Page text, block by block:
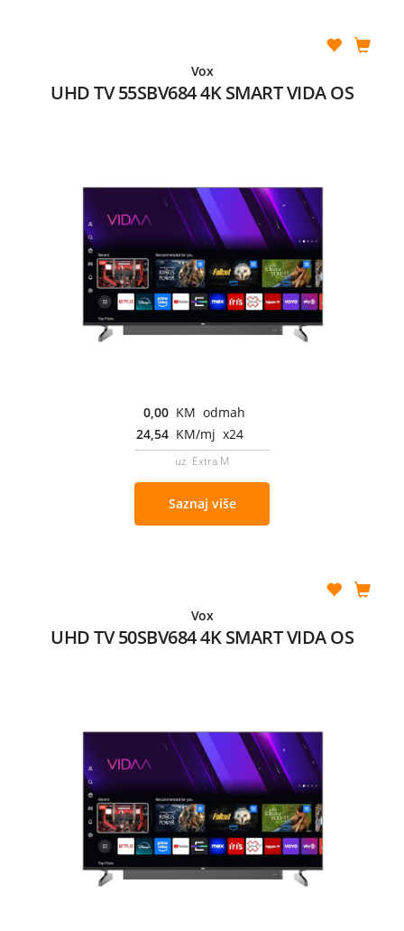
Vox
UHD TV 55SBV684 4K SMART VIDA OS
0,00 KM odmah
24,54 KM/mj x24
uz Extra M
Saznaj više
Vox
UHD TV 50SBV684 4K SMART VIDA OS